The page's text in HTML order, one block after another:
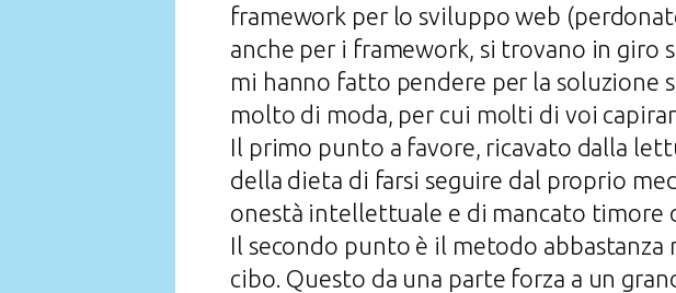
framework per lo sviluppo web
anche per i framework, si trovano in
mi hanno fatto pendere per la soluzione
molto di moda, per cui molti di voi
Il primo punto a favore, ricavato dalla
della dieta di farsi seguire dal proprio
onestà intellettuale e di mancato timore
Il secondo punto è il metodo
cibo. Questo da una parte forza a un